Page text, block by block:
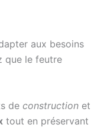
aux besoins
que le feutre
de construction et
tout en préservant